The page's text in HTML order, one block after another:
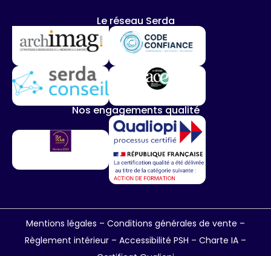
Le réseau Serda
Nos engagements qualité
Mentions légales – Conditions générales de vente –
Règlement intérieur – Accessibilité PSH – Charte IA –